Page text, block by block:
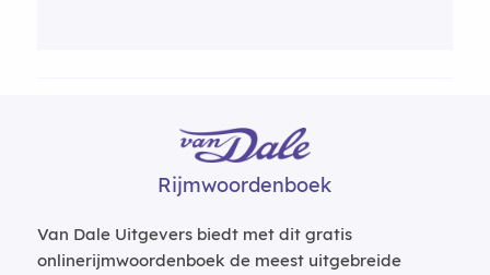
Rijmwoordenboek
Van Dale Uitgevers biedt met dit gratis
onlinerijmwoordenboek de meest uitgebreide